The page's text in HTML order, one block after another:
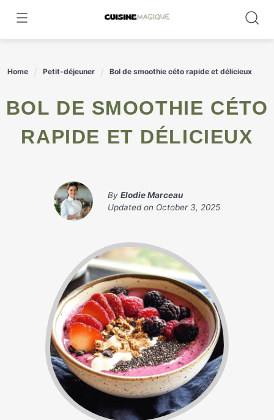
content
Home Petit-déjeuner Bol de smoothie céto rapide et délicieux
BOL DE SMOOTHIE CÉTO
RAPIDE ET DÉLICIEUX
By Elodie Marceau
Updated on October 3, 2025